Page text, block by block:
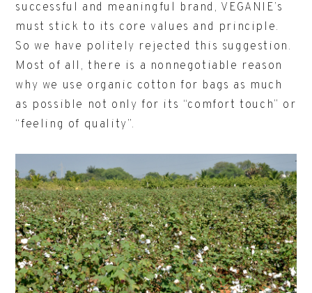
successful and meaningful brand, VEGANIE’s
must stick to its core values and principle.
So we have politely rejected this suggestion.
Most of all, there is a nonnegotiable reason
why we use organic cotton for bags as much
as possible not only for its “comfort touch” or
“feeling of quality”.